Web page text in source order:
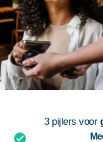
3 pijlers voor